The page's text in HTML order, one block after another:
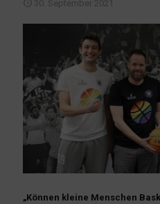
30. September 2021
„Können kleine Menschen